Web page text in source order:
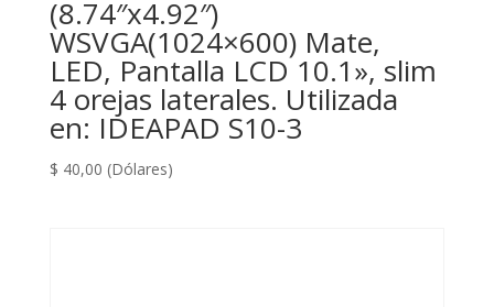
(8.74″x4.92″)
WSVGA(1024×600) Mate,
LED, Pantalla LCD 10.1», slim
4 orejas laterales. Utilizada
en: IDEAPAD S10-3
$ 40,00 (Dólares)